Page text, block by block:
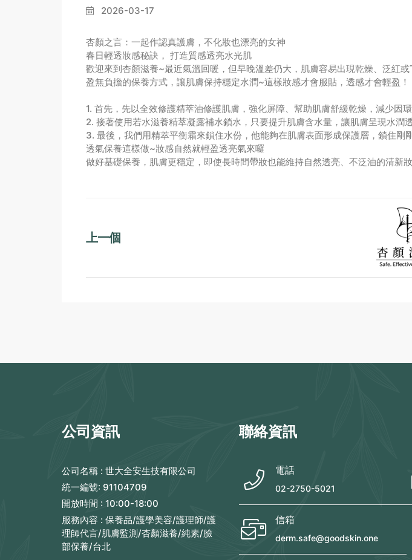
2026-03-17
杏顏之言：一起作認真護膚，不化妝也漂亮的女神
春日輕透妝感秘訣， 打造質感透亮水光肌
歡迎來到杏顏滋養~最近氣溫回暖，但早晚溫差仍大，肌膚容易出現乾燥、泛紅
盈無負擔的保養方式，讓肌膚保持穩定水潤~這樣妝感才會服貼，透感才會輕盈！
1. 首先，先以全效修護精萃油修護肌膚，強化屏障、幫助肌膚舒緩乾燥，減少因
2. 接著使用若水滋養精萃凝露補水鎖水，只要提升肌膚含水量，讓肌膚呈現水潤
3. 最後，我們用精萃平衡霜來鎖住水份，他能夠在肌膚表面形成保護層，鎖住剛
透氣保養這樣做~妝感自然就輕盈透亮氣來囉
做好基礎保養，肌膚更穩定，即使長時間帶妝也能維持自然透亮、不泛油的清新
上一個
公司資訊
公司名稱 : 世大全安生技有限公司
統一編號: 91104709
開放時間 : 10:00-18:00
服務內容 : 保養品/護學美容/護理師/護
理師代言/肌膚監測/杏顏滋養/純素/臉
部保養/台北
聯絡資訊
電話
02-2750-5021
信箱
derm.safe@goodskin.one